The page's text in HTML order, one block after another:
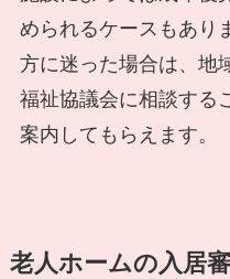
められるケースもあり
方に迷った場合は、地
福祉協議会に相談する
案内してもらえます。
老人ホームの入居